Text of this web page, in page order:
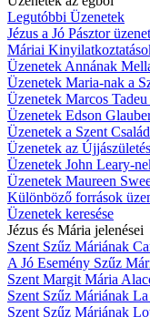
Legutóbbi Üzenetek
Jézus a Jó Pásztor
Máriai
Üzenetek Annának
Üzenetek Maria-nak a
Üzenetek Marcos
Üzenetek Edson
Üzenetek a Szent
Üzenetek az
Üzenetek John Leary-
Üzenetek Maureen
Különböző források
Üzenetek keresése
Jézus és Mária jelenései
Szent Szűz Máriának
A Jó Esemény Szűz
Szent Margit Mária
Szent Szűz Máriának
Szent Szűz Máriának